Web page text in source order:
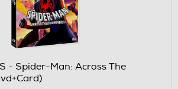
- Spider-Man: Across The